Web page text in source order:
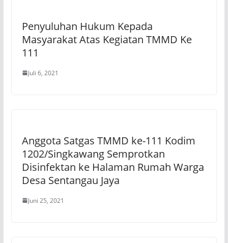
Penyuluhan Hukum Kepada
Masyarakat Atas Kegiatan TMMD Ke
111
Juli 6, 2021
Anggota Satgas TMMD ke-111 Kodim
1202/Singkawang Semprotkan
Disinfektan ke Halaman Rumah Warga
Desa Sentangau Jaya
Juni 25, 2021